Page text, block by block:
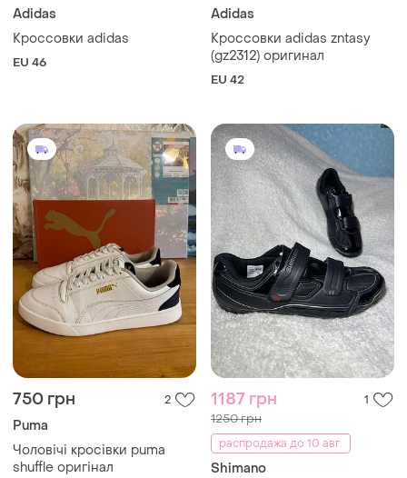
Adidas
Кроссовки adidas
EU 46
Adidas
Кроссовки adidas zntasy
(gz2312) оригинал
EU 42
750 грн 2
Puma
Чоловічі кросівки puma
shuffle оригінал
1187 грн 1
1250 грн
распродажа до 10 авг.
Shimano